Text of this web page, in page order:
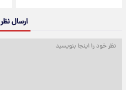
ارسال نظر